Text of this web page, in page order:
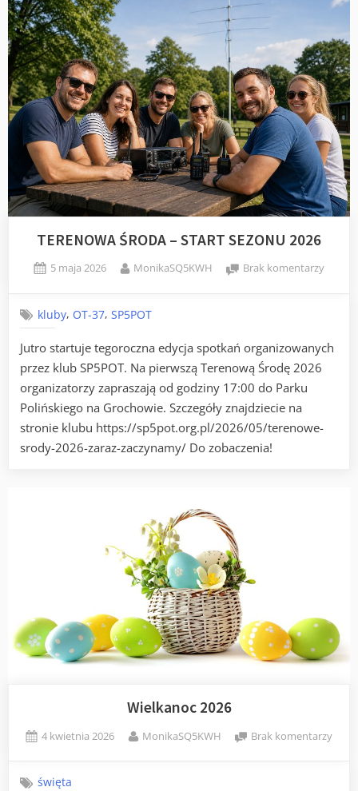
TERENOWA ŚRODA – START SEZONU 2026
Posted
5 maja 2026 By
MonikaSQ5KWH Brak komentarzydo
kluby, OT-37, SP5POT
Jutro startuje tegoroczna edycja spotkań organizowanych
przez klub SP5POT. Na pierwszą Terenową Środę 2026
organizatorzy zapraszają od godziny 17:00 do Parku
Polińskiego na Grochowie. Szczegóły znajdziecie na
stronie klubu https://sp5pot.org.pl/2026/05/terenowe-
srody-2026-zaraz-zaczynamy/ Do zobaczenia!
Wielkanoc 2026
Posted
4 kwietnia 2026 By
MonikaSQ5KWH Brak komentarzydo
święta